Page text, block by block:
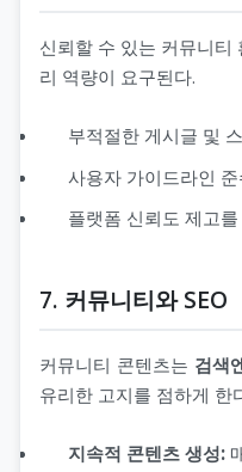
신뢰할 수 있는 커뮤니티
리 역량이 요구된다.
부적절한 게시글 및
사용자 가이드라인
플랫폼 신뢰도 제고
7. 커뮤니티와 SEO
커뮤니티 콘텐츠는 검색
유리한 고지를 점하게 한
지속적 콘텐츠 생성: